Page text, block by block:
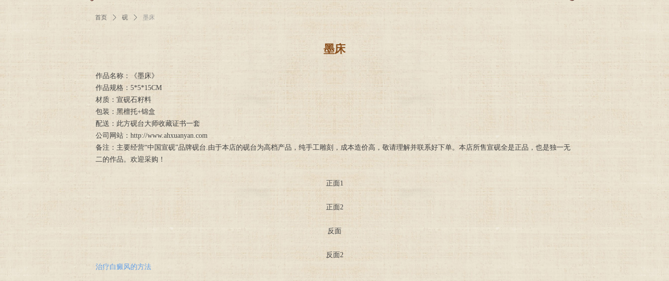
首页 ꄲ 砚 ꄲ 墨床
墨床
作品名称：《墨床》
作品规格：5*5*15CM
材质：宣砚石籽料
包装：黑檀托+锦盒
配送：此方砚台大师收藏证书一套
公司网站：http://www.ahxuanyan.com
备注：主要经营“中国宣砚”品牌砚台.由于本店的砚台为高档产品，纯手工雕刻，成本造价高，敬请理解并联系好下单。本店所售宣砚全是正品，也是独一无
二的作品。欢迎采购！
正面1
正面2
反面
反面2
治疗白癜风的方法